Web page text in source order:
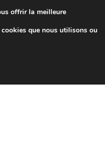
de 7 EUR
de 9 h à 16 h
offrir la meilleure
que nous utilisons ou